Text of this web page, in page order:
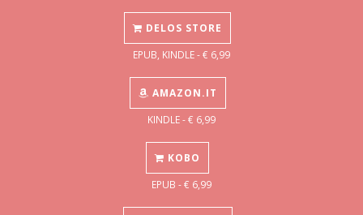
DELOS STORE
EPUB, KINDLE - € 6,99
AMAZON.IT
KINDLE - € 6,99
KOBO
EPUB - € 6,99